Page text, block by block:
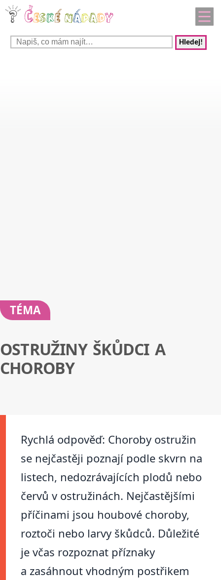
Hledej!
TÉMA
OSTRUŽINY ŠKŮDCI A
CHOROBY
Rychlá odpověď: Choroby ostružin
se nejčastěji poznají podle skvrn na
listech, nedozrávajících plodů nebo
červů v ostružinách. Nejčastějšími
příčinami jsou houbové choroby,
roztoči nebo larvy škůdců. Důležité
je včas rozpoznat příznaky
a zasáhnout vhodným postřikem